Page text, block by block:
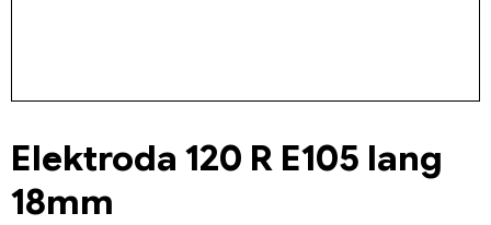
Elektroda 120 R E105 lang
18mm